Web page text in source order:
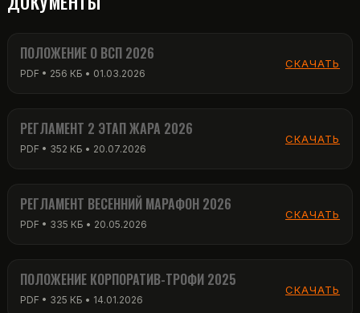
ПОЛОЖЕНИЕ О ВСП 2026
РЕГЛАМЕНТ 2 ЭТАП ЖАРА 2026
РЕГЛАМЕНТ ВЕСЕННИЙ МАРАФОН 2026
ПОЛОЖЕНИЕ КОРПОРАТИВ-ТРОФИ 2025